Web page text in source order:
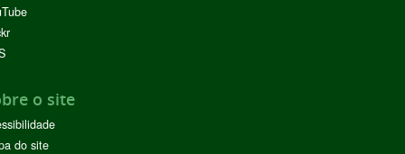
o site
do site